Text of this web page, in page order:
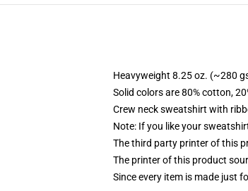
Heavyweight 8.25 oz. (~280
Solid colors are 80% cotton,
Crew neck sweatshirt with
Note: If you like your
The third party printer of this
The printer of this product
Since every item is made just